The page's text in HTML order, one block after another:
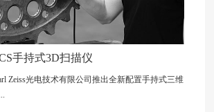
手持式3D扫描仪
Zeiss光电技术有限公司推出全新配置手持式三维